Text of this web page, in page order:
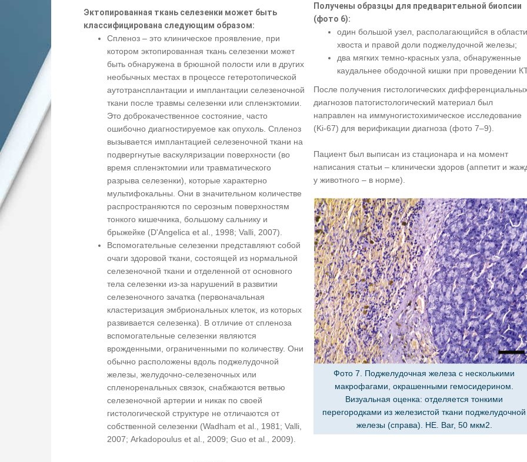
Эктопированная ткань селезенки может быть
классифицирована следующим образом:
Спленоз – это клиническое проявление, при
котором эктопированная ткань селезенки может
быть обнаружена в брюшной полости или в других
необычных местах в процессе гетеротопической
аутотрансплантации и имплантации селезеночной
ткани после травмы селезенки или спленэктомии.
Это доброкачественное состояние, часто
ошибочно диагностируемое как опухоль. Спленоз
вызывается имплантацией селезеночной ткани на
подвергнутые васкуляризации поверхности (во
время спленэктомии или травматического
разрыва селезенки), которые характерно
мультифокальны. Они в значительном количестве
распространяются по серозным поверхностям
тонкого кишечника, большому сальнику и
брыжейке (D'Angelica et al., 1998; Valli, 2007).
Вспомогательные селезенки представляют собой
очаги здоровой ткани, состоящей из нормальной
селезеночной ткани и отделенной от основного
тела селезенки из-за нарушений в развитии
селезеночного зачатка (первоначальная
кластеризация эмбриональных клеток, из которых
развивается селезенка). В отличие от спленоза
вспомогательные селезенки являются
врожденными, ограниченными по количеству. Они
обычно расположены вдоль поджелудочной
железы, желудочно-селезеночных или
спленоренальных связок, снабжаются ветвью
селезеночной артерии и никак по своей
гистологической структуре не отличаются от
собственной селезенки (Wadham et al., 1981; Valli,
2007; Arkadopoulus et al., 2009; Guo et al., 2009).
Получены образцы для предварительной биопсии
(фото 6):
один большой узел, располагающийся в области
хвоста и правой доли поджелудочной железы;
два мягких темно-красных узла, обнаруженные
каудальнее ободочной кишки при проведении
После получения гистологических
диагнозов патогистологический материал был
направлен на иммуногистохимическое исследование
(Ki-67) для верификации диагноза (фото 7–9).
Пациент был выписан из стационара и на момент
написания статьи – клинически здоров (аппетит и
у животного – в норме).
Фото 7. Поджелудочная железа с несколькими
макрофагами, окрашенными гемосидерином.
Визуальная оценка: отделяется тонкими
перегородками из железистой ткани поджелудочной
железы (справа). HE. Bar, 50 мкм2.